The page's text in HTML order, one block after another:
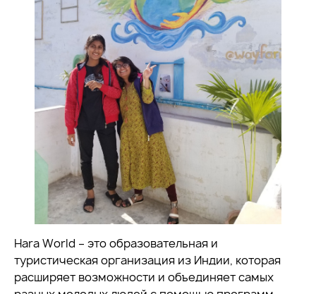
Hara World – это образовательная и
туристическая организация из Индии, которая
расширяет возможности и объединяет самых